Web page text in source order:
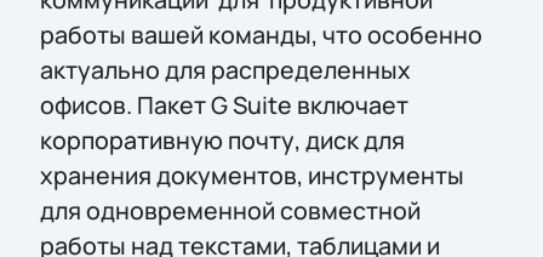
работы вашей команды, что особенно
актуально для распределенных
офисов. Пакет G Suite включает
корпоративную почту, диск для
хранения документов, инструменты
для одновременной совместной
работы над текстами, таблицами и